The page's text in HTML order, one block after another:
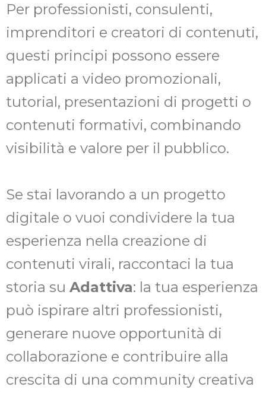
Per professionisti, consulenti,
imprenditori e creatori di contenuti,
questi principi possono essere
applicati a video promozionali,
tutorial, presentazioni di progetti o
contenuti formativi, combinando
visibilità e valore per il pubblico.
Se stai lavorando a un progetto
digitale o vuoi condividere la tua
esperienza nella creazione di
contenuti virali, raccontaci la tua
storia su Adattiva: la tua esperienza
può ispirare altri professionisti,
generare nuove opportunità di
collaborazione e contribuire alla
crescita di una community creativa